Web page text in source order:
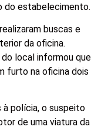
do estabelecimento.
buscas e
da oficina.
local informou que
furto na oficina dois
polícia, o suspeito
de uma viatura da